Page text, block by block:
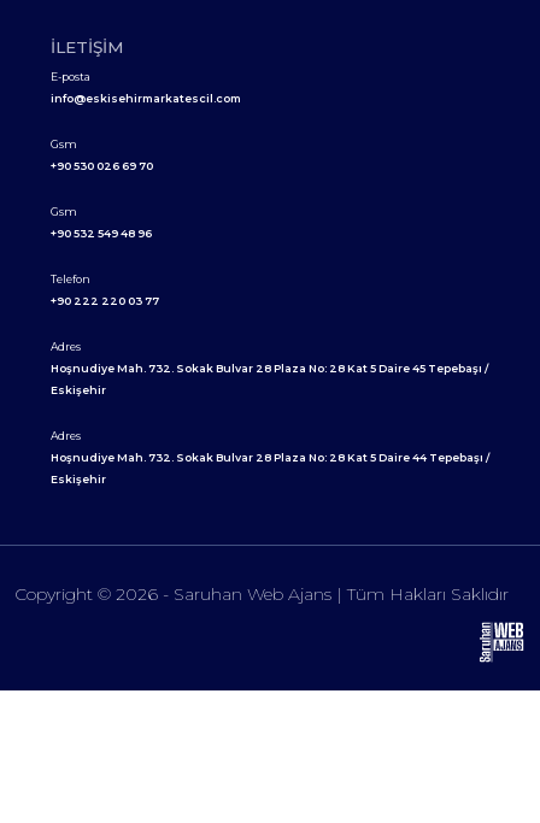
İLETIŞIM
E-posta
info@eskisehirmarkatescil.com
Gsm
+90 530 026 69 70
Gsm
+90 532 549 48 96
Telefon
+90 222 220 03 77
Adres
Hoşnudiye Mah. 732. Sokak Bulvar 28 Plaza No: 28 Kat 5 Daire 45 Tepebaşı /
Eskişehir
Adres
Hoşnudiye Mah. 732. Sokak Bulvar 28 Plaza No: 28 Kat 5 Daire 44 Tepebaşı /
Eskişehir
Copyright © 2026 - Saruhan Web Ajans | Tüm Hakları Saklıdır